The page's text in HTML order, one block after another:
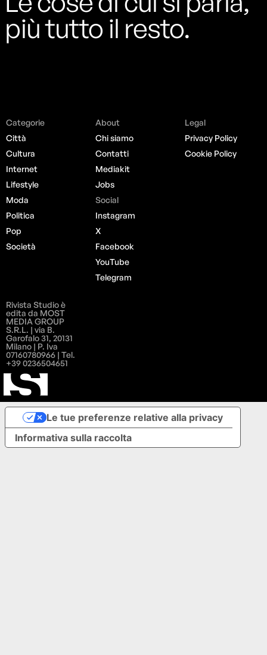
più tutto il resto.
Categorie
Città
Cultura
Internet
Lifestyle
Moda
Politica
Pop
Società
About
Chi siamo
Contatti
Mediakit
Jobs
Social
Instagram
X
Facebook
YouTube
Telegram
Legal
Privacy Policy
Cookie Policy
Rivista Studio è
edita da MOST
MEDIA GROUP
S.R.L. | via B.
Garofalo 31, 20131
Milano | P. Iva
07160780966 | Tel.
+39 0236504651
Informativa sulla raccolta
Le tue preferenze relative alla privacy